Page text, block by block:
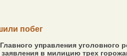
побег
управления
в милицию трех